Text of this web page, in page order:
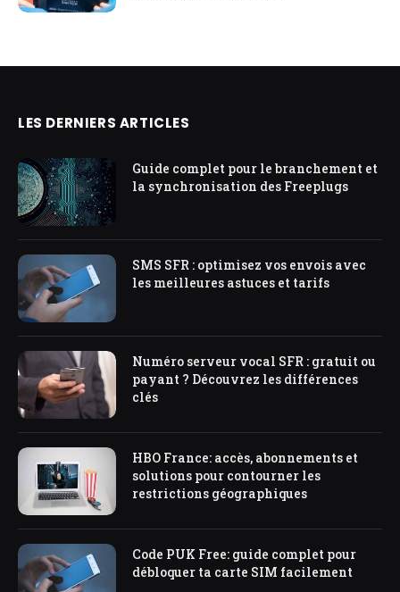
LES DERNIERS ARTICLES
Guide complet pour le branchement et
la synchronisation des Freeplugs
SMS SFR : optimisez vos envois avec
les meilleures astuces et tarifs
Numéro serveur vocal SFR : gratuit ou
payant ? Découvrez les différences
clés
HBO France: accès, abonnements et
solutions pour contourner les
restrictions géographiques
Code PUK Free: guide complet pour
débloquer ta carte SIM facilement